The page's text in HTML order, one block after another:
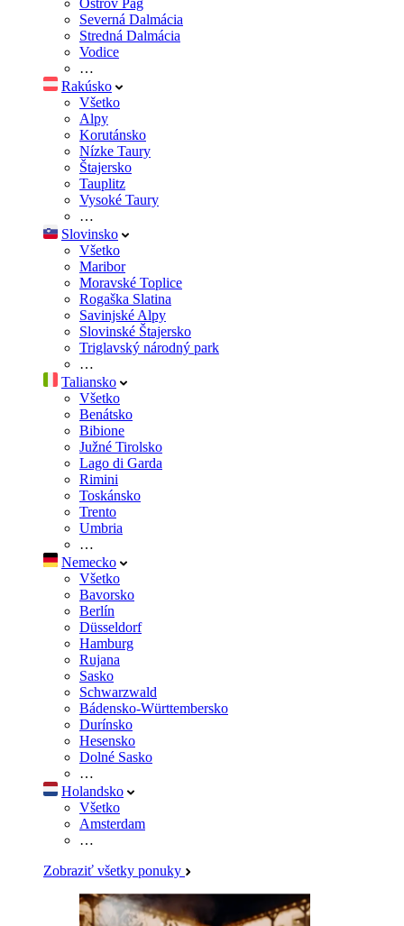
Ostrov Pag
Severná Dalmácia
Stredná Dalmácia
Vodice
…
Rakúsko
Všetko
Alpy
Korutánsko
Nízke Taury
Štajersko
Tauplitz
Vysoké Taury
…
Slovinsko
Všetko
Maribor
Moravské Toplice
Rogaška Slatina
Savinjské Alpy
Slovinské Štajersko
Triglavský národný park
…
Taliansko
Všetko
Benátsko
Bibione
Južné Tirolsko
Lago di Garda
Rimini
Toskánsko
Trento
Umbria
…
Nemecko
Všetko
Bavorsko
Berlín
Düsseldorf
Hamburg
Rujana
Sasko
Schwarzwald
Bádensko-Württembersko
Durínsko
Hesensko
Dolné Sasko
…
Holandsko
Všetko
Amsterdam
…
Zobraziť všetky ponuky